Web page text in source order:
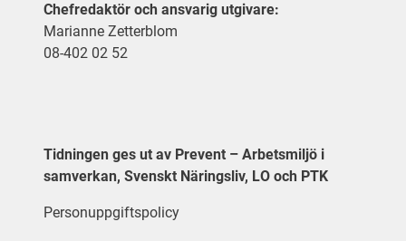
Chefredaktör och ansvarig utgivare:
Marianne Zetterblom
08-402 02 52
Tidningen ges ut av Prevent – Arbetsmiljö i
samverkan, Svenskt Näringsliv, LO och PTK
Personuppgiftspolicy